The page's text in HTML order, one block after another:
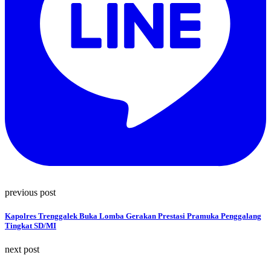
previous post
Kapolres Trenggalek Buka Lomba Gerakan Prestasi Pramuka Penggalang
Tingkat SD/MI
next post